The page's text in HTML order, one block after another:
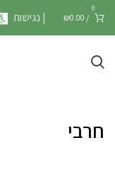
0
/
₪0.00 | נגישות
חרבי